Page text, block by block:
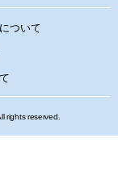
ついて
rights reserved.